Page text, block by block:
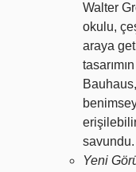
Walter
okulu,
araya
savundu.
Yeni